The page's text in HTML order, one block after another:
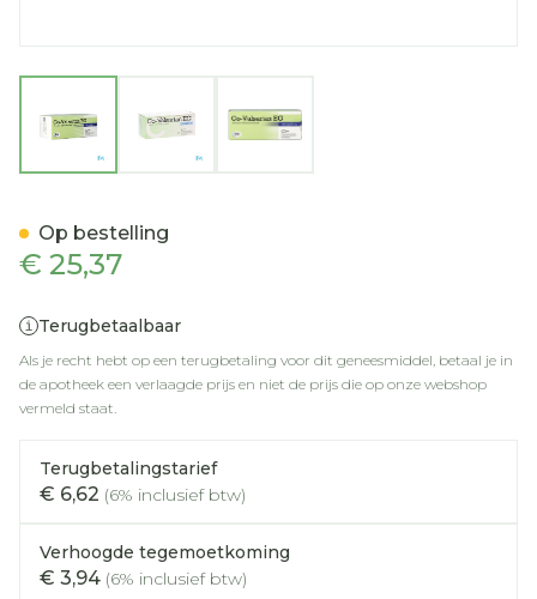
€ 25,37
Terugbetaalbaar
Als je recht hebt op een terugbetaling voor dit geneesmiddel, betaal je in
de apotheek een verlaagde prijs en niet de prijs die op onze webshop
vermeld staat.
Terugbetalingstarief
€ 6,62 (6% inclusief btw)
Verhoogde tegemoetkoming
€ 3,94 (6% inclusief btw)
Op bestelling